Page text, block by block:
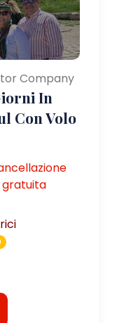
Company
In
Con Volo
gratuita